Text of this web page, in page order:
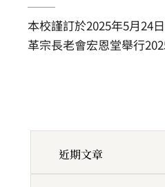
本校謹訂於2025年5月24
革宗長老會宏恩堂舉行
近期文章